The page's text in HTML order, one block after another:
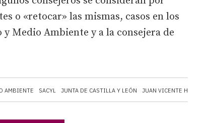
AMBIENTE SACYL JUNTA DE CASTILLA Y LEÓN JUAN VICENTE HERRERA
o «retocar» las mismas, casos en los
Medio Ambiente y a la consejera de